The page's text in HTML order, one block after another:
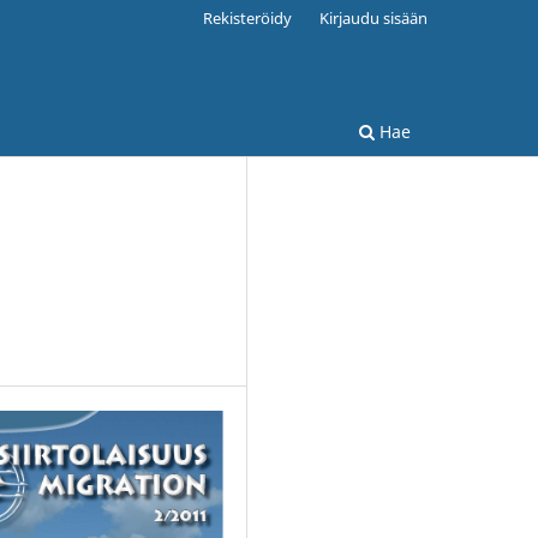
Hae
Rekisteröidy Kirjaudu sisään